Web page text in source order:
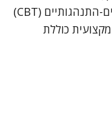
דינמית, בשילוב עם כלים קוגניטיביים-התנהגותיים (CBT)
כוללת